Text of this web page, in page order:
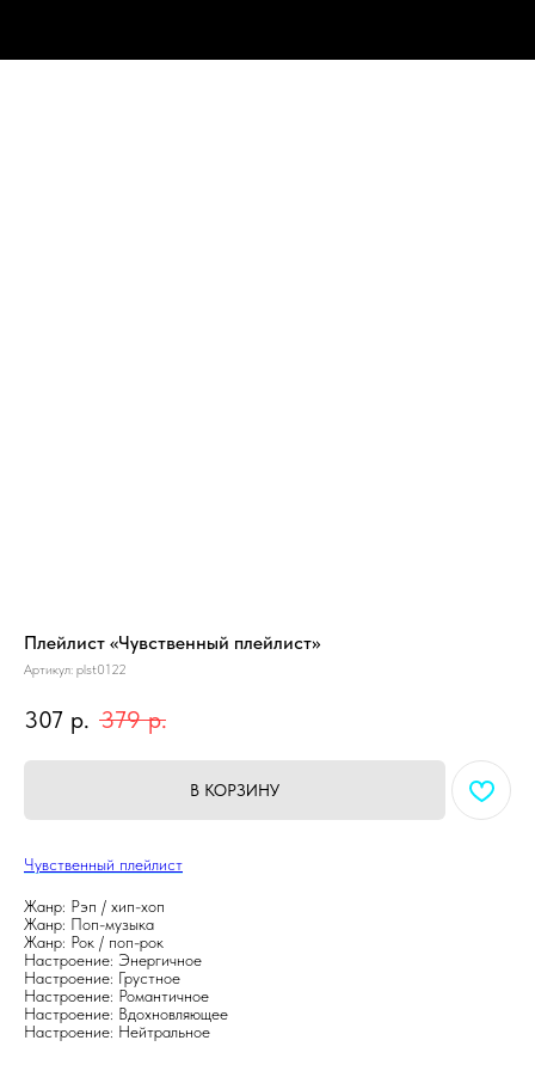
Плейлист «Чувственный плейлист»
Артикул: plst0122
307 р. 379 р.
В КОРЗИНУ
Чувственный плейлист
Жанр: Рэп / хип-хоп
Жанр: Поп-музыка
Жанр: Рок / поп-рок
Настроение: Энергичное
Настроение: Грустное
Настроение: Романтичное
Настроение: Вдохновляющее
Настроение: Нейтральное